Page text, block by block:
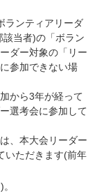
ランティアリーダ
当者)の「ボラン
ダー対象の「リー
参加できない場
から3年が経って
選考会に参加して
、本大会リーダー
いただきます(前年